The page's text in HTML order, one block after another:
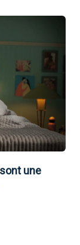
une